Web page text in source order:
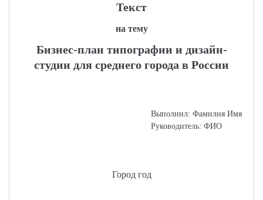
Текст
на тему
Бизнес-план типографии и дизайн-
студии для среднего города в России
Выполнил: Фамилия Имя
Руководитель: ФИО
Город год